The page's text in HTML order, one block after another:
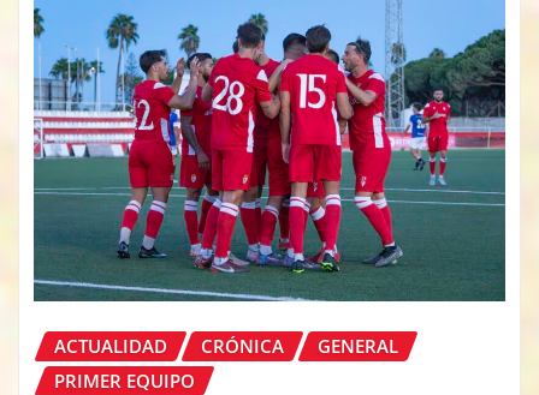
ACTUALIDAD CRÓNICA
GENERAL
PRIMER EQUIPO